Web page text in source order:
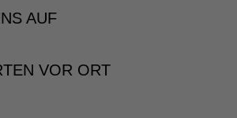
AUF
VOR ORT